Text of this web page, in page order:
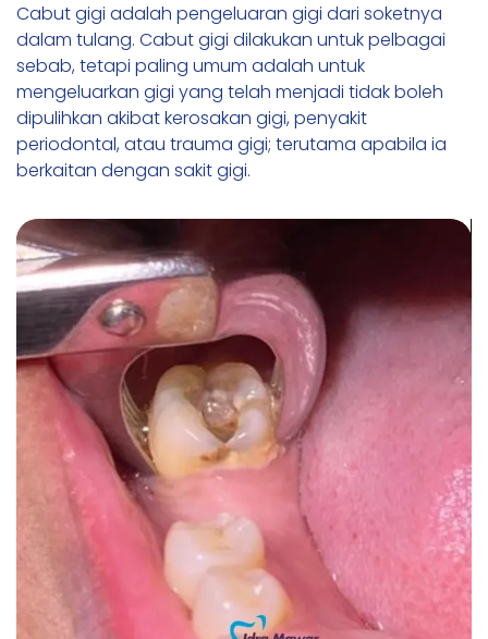
Cabut gigi adalah pengeluaran gigi dari soketnya
dalam tulang. Cabut gigi dilakukan untuk pelbagai
sebab, tetapi paling umum adalah untuk
mengeluarkan gigi yang telah menjadi tidak boleh
dipulihkan akibat kerosakan gigi, penyakit
periodontal, atau trauma gigi; terutama apabila ia
berkaitan dengan sakit gigi.